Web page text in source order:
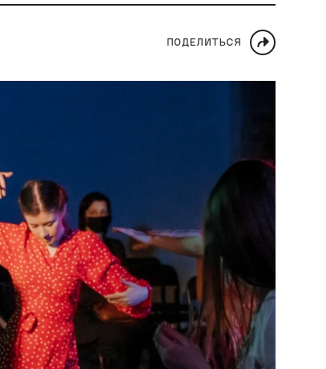
ПОДЕЛИТЬСЯ